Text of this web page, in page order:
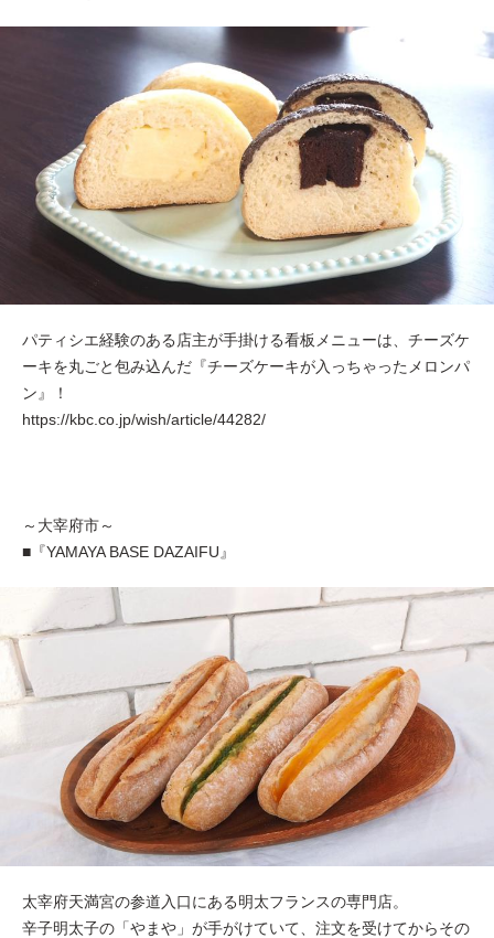
パティシエ経験のある店主が手掛ける看板メニューは、チーズケ
ーキを丸ごと包み込んだ『チーズケーキが入っちゃったメロンパ
ン』！
https://kbc.co.jp/wish/article/44282/
～大宰府市～
■『YAMAYA BASE DAZAIFU』
太宰府天満宮の参道入口にある明太フランスの専門店。
辛子明太子の「やまや」が手がけていて、注文を受けてからその